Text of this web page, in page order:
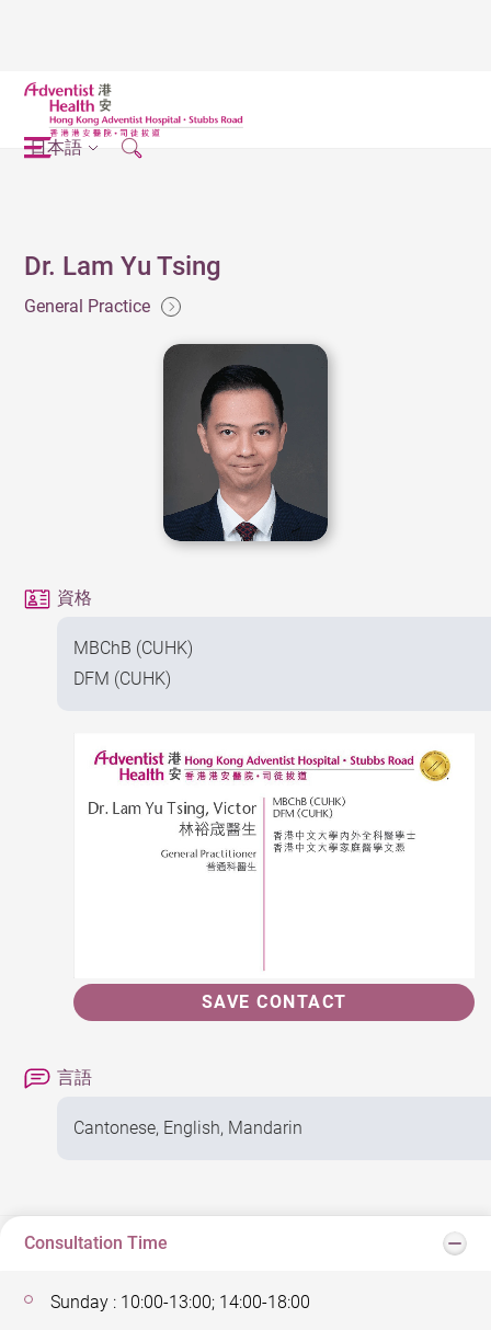
日本語
Dr. Lam Yu Tsing
General Practice
資格
MBChB (CUHK)
DFM (CUHK)
SAVE CONTACT
言語
Cantonese, English, Mandarin
Consultation Time
Sunday : 10:00-13:00; 14:00-18:00